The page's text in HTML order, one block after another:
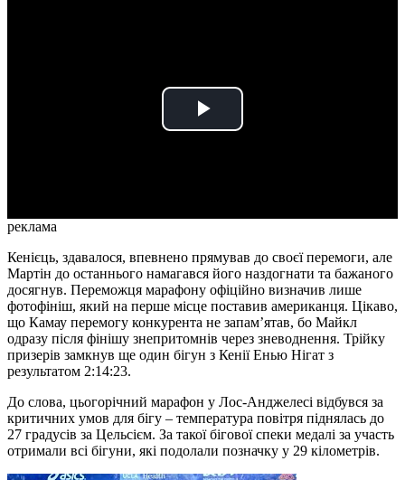
Play
реклама
Кенієць, здавалося, впевнено прямував до своєї перемоги, але
Мартін до останнього намагався його наздогнати та бажаного
досягнув. Переможця марафону офіційно визначив лише
фотофініш, який на перше місце поставив американця. Цікаво,
що Камау перемогу конкурента не запам’ятав, бо Майкл
одразу після фінішу знепритомнів через зневоднення. Трійку
призерів замкнув ще один бігун з Кенії Енью Нігат з
результатом 2:14:23.
До слова, цьогорічний марафон у Лос-Анджелесі відбувся за
критичних умов для бігу – температура повітря піднялась до
27 градусів за Цельсієм. За такої бігової спеки медалі за участь
отримали всі бігуни, які подолали позначку у 29 кілометрів.